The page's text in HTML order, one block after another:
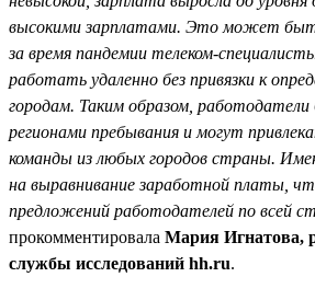
высокими зарплатами. Это может
за время пандемии телеком-
работать удаленно без привязки к
городам. Таким образом, работодатели
регионами пребывания и могут
команды из любых городов страны.
на выравнивание заработной платы,
предложений работодателей по всей
прокомментировала Мария Игнатова,
службы исследований hh.ru.